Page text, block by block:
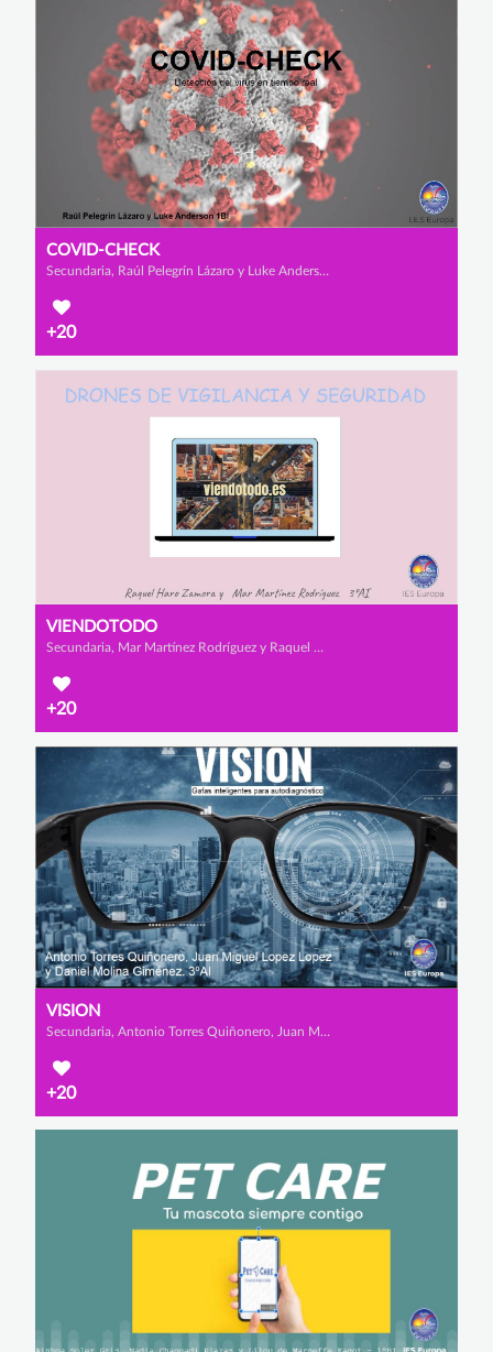
COVID-CHECK
Secundaria, Raúl Pelegrín Lázaro y Luke Anderson
+20
VIENDOTODO
Secundaria, Mar Martínez Rodríguez y Raquel Haro Zamora
+20
VISION
Secundaria, Antonio Torres Quiñonero, Juan Miguel López López y Daniel Molina Giménez
+20